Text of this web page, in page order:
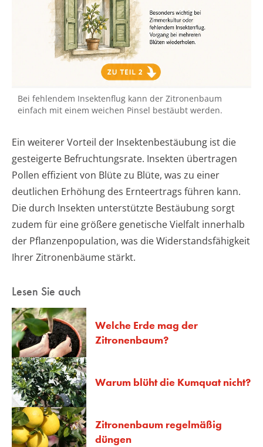
Bei fehlendem Insektenflug kann der Zitronenbaum
einfach mit einem weichen Pinsel bestäubt werden.
Ein weiterer Vorteil der Insektenbestäubung ist die
gesteigerte Befruchtungsrate. Insekten übertragen
Pollen effizient von Blüte zu Blüte, was zu einer
deutlichen Erhöhung des Ernteertrags führen kann.
Die durch Insekten unterstützte Bestäubung sorgt
zudem für eine größere genetische Vielfalt innerhalb
der Pflanzenpopulation, was die Widerstandsfähigkeit
Ihrer Zitronenbäume stärkt.
Lesen Sie auch
Welche Erde mag der
Zitronenbaum?
Warum blüht die Kumquat nicht?
Zitronenbaum regelmäßig
düngen